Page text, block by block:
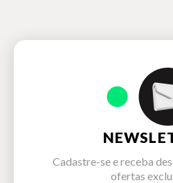
Cadastre-se e receba
ofertas